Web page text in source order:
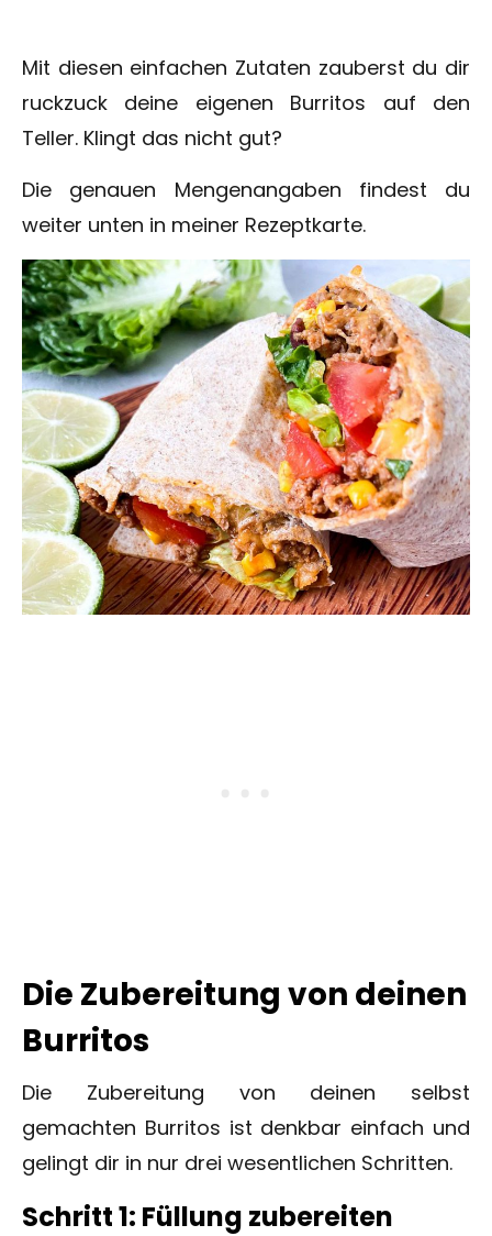
Mit diesen einfachen Zutaten zauberst du dir
ruckzuck deine eigenen Burritos auf den
Teller. Klingt das nicht gut?
Die genauen Mengenangaben findest du
weiter unten in meiner Rezeptkarte.
Die Zubereitung von deinen
Burritos
Die Zubereitung von deinen selbst
gemachten Burritos ist denkbar einfach und
gelingt dir in nur drei wesentlichen Schritten.
Schritt 1: Füllung zubereiten